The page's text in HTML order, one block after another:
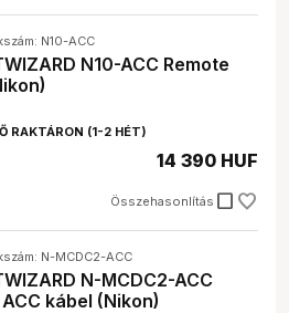
N10-ACC
N10-ACC Remote
RAKTÁRON (1-2 HÉT)
Összehasonlítás check_box_outline_blank
14 390 HUF
N-MCDC2-ACC
N-MCDC2-ACC
kábel (Nikon)